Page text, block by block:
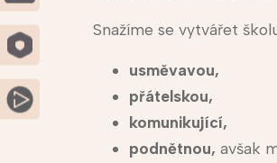
Snažíme se vytvářet
usměvavou,
přátelskou,
komunikující,
podnětnou, avšak